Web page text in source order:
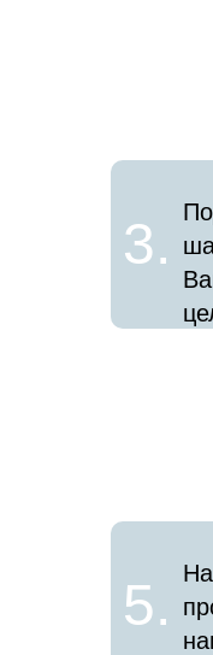
3.
5.